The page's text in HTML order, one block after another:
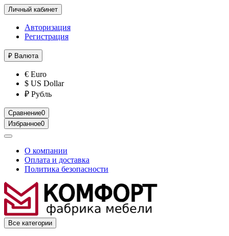
Личный кабинет
Авторизация
Регистрация
₽ Валюта
€ Euro
$ US Dollar
₽ Рубль
Сравнение0
Избранное0
О компании
Оплата и доставка
Политика безопасности
Все категории